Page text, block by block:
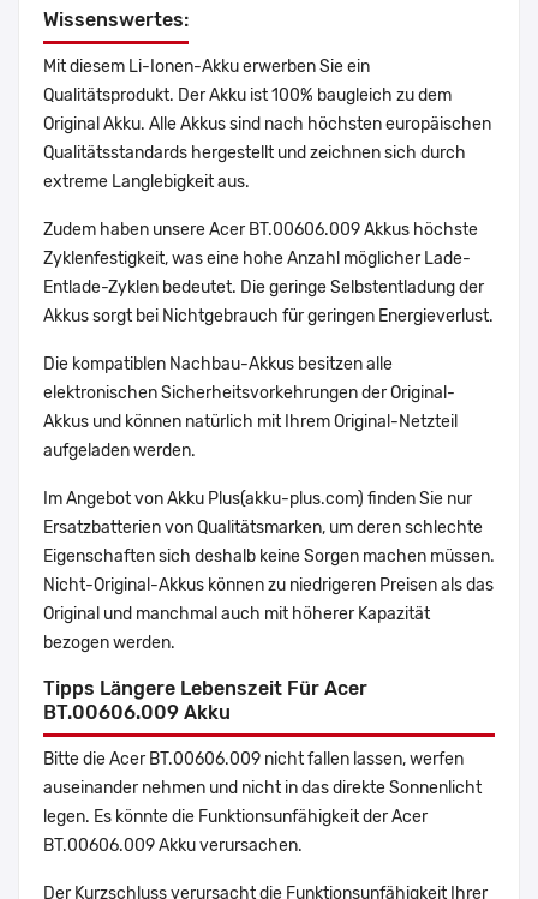
Wissenswertes:
Mit diesem Li-Ionen-Akku erwerben Sie ein
Qualitätsprodukt. Der Akku ist 100% baugleich zu dem
Original Akku. Alle Akkus sind nach höchsten europäischen
Qualitätsstandards hergestellt und zeichnen sich durch
extreme Langlebigkeit aus.
Zudem haben unsere Acer BT.00606.009 Akkus höchste
Zyklenfestigkeit, was eine hohe Anzahl möglicher Lade-
Entlade-Zyklen bedeutet. Die geringe Selbstentladung der
Akkus sorgt bei Nichtgebrauch für geringen Energieverlust.
Die kompatiblen Nachbau-Akkus besitzen alle
elektronischen Sicherheitsvorkehrungen der Original-
Akkus und können natürlich mit Ihrem Original-Netzteil
aufgeladen werden.
Im Angebot von Akku Plus(akku-plus.com) finden Sie nur
Ersatzbatterien von Qualitätsmarken, um deren schlechte
Eigenschaften sich deshalb keine Sorgen machen müssen.
Nicht-Original-Akkus können zu niedrigeren Preisen als das
Original und manchmal auch mit höherer Kapazität
bezogen werden.
Tipps Längere Lebenszeit Für Acer
BT.00606.009 Akku
Bitte die Acer BT.00606.009 nicht fallen lassen, werfen
auseinander nehmen und nicht in das direkte Sonnenlicht
legen. Es könnte die Funktionsunfähigkeit der Acer
BT.00606.009 Akku verursachen.
Der Kurzschluss verursacht die Funktionsunfähigkeit Ihrer